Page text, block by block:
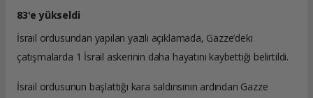
83'e yükseldi
İsrail ordusundan yapılan yazılı açıklamada, Gazze’deki
çatışmalarda 1 İsrail askerinin daha hayatını kaybettiği belirtildi.
İsrail ordusunun başlattığı kara saldırısının ardından Gazze